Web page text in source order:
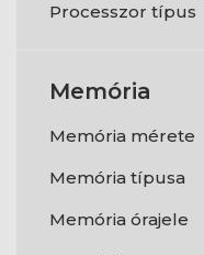
Processzor típus
Memória
Memória mérete
Memória típusa
Memória órajele